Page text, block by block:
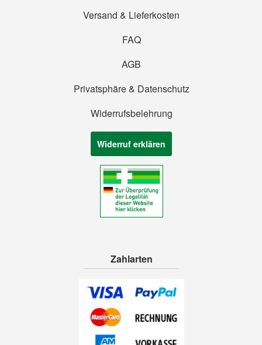
Versand & Lieferkosten
FAQ
AGB
Privatsphäre & Datenschutz
Widerrufsbelehrung
Widerruf erklären
Zahlarten